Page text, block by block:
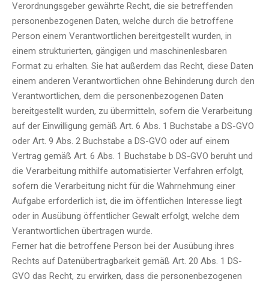
Verordnungsgeber gewährte Recht, die sie betreffenden
personenbezogenen Daten, welche durch die betroffene
Person einem Verantwortlichen bereitgestellt wurden, in
einem strukturierten, gängigen und maschinenlesbaren
Format zu erhalten. Sie hat außerdem das Recht, diese Daten
einem anderen Verantwortlichen ohne Behinderung durch den
Verantwortlichen, dem die personenbezogenen Daten
bereitgestellt wurden, zu übermitteln, sofern die Verarbeitung
auf der Einwilligung gemäß Art. 6 Abs. 1 Buchstabe a DS-GVO
oder Art. 9 Abs. 2 Buchstabe a DS-GVO oder auf einem
Vertrag gemäß Art. 6 Abs. 1 Buchstabe b DS-GVO beruht und
die Verarbeitung mithilfe automatisierter Verfahren erfolgt,
sofern die Verarbeitung nicht für die Wahrnehmung einer
Aufgabe erforderlich ist, die im öffentlichen Interesse liegt
oder in Ausübung öffentlicher Gewalt erfolgt, welche dem
Verantwortlichen übertragen wurde.
Ferner hat die betroffene Person bei der Ausübung ihres
Rechts auf Datenübertragbarkeit gemäß Art. 20 Abs. 1 DS-
GVO das Recht, zu erwirken, dass die personenbezogenen